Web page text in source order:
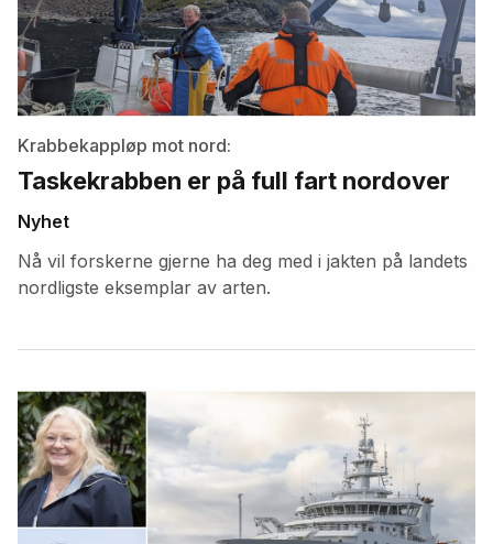
Krabbekappløp mot nord:
Taskekrabben er på full fart nordover
Nyhet
Nå vil forskerne gjerne ha deg med i jakten på landets
nordligste eksemplar av arten.